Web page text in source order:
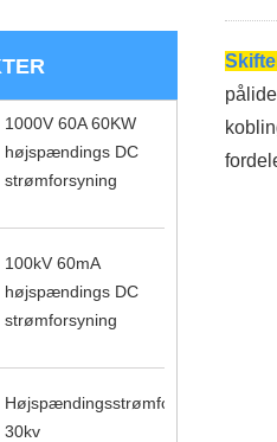
1000V 60A 60KW
højspændings DC
strømforsyning
100kV 60mA
højspændings DC
strømforsyning
Højspændingsstrømforsyning
30kv